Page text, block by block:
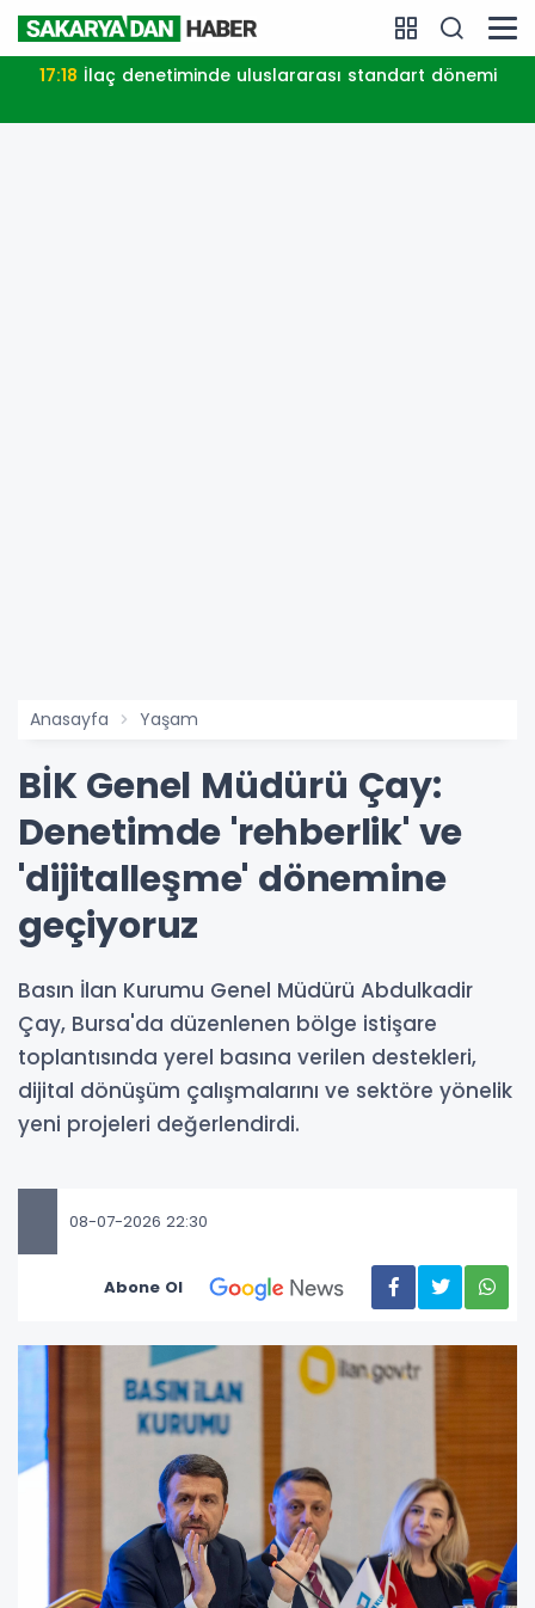
standart dönemi 17:39 Kocaeli'de kırsal
Anasayfa Yaşam
BİK Genel Müdürü Çay:
Denetimde 'rehberlik' ve
'dijitalleşme' dönemine
geçiyoruz
Basın İlan Kurumu Genel Müdürü Abdulkadir
Çay, Bursa'da düzenlenen bölge istişare
toplantısında yerel basına verilen destekleri,
dijital dönüşüm çalışmalarını ve sektöre yönelik
yeni projeleri değerlendirdi.
08-07-2026 22:30
Abone Ol